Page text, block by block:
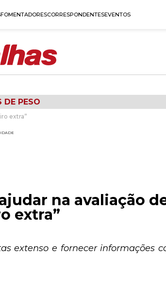
FOMENTADORESCORRESPONDENTESEVENTOS
DE PESO
extra”
na avaliação
extra”
extenso e fornecer informações